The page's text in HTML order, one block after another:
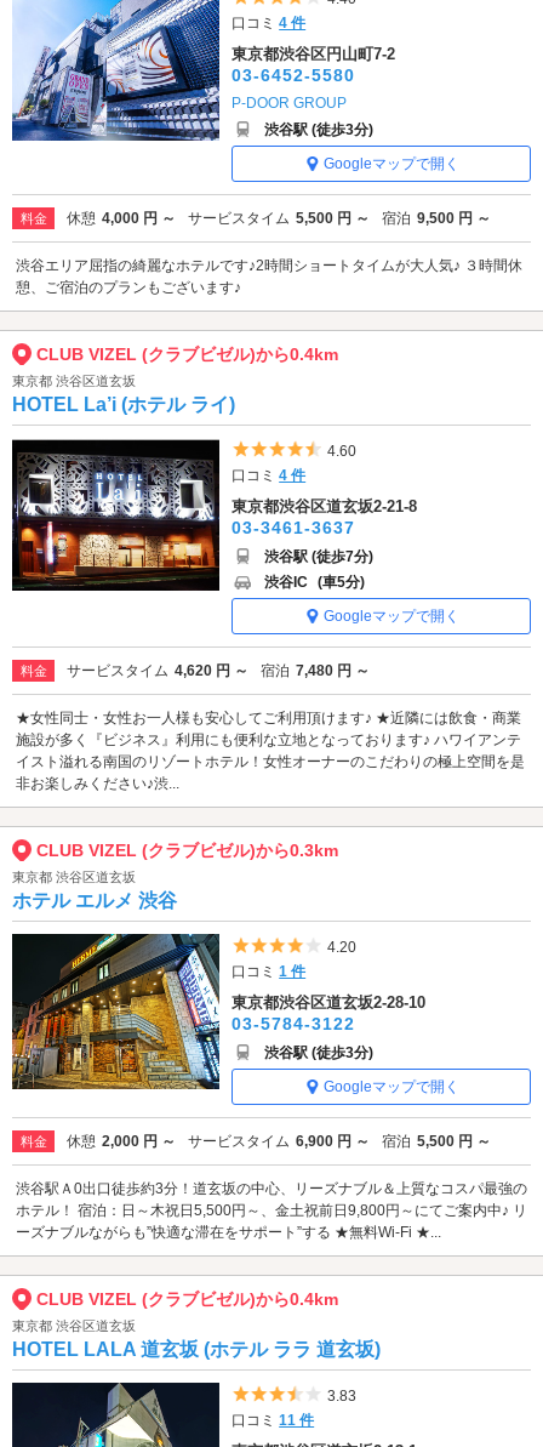
口コミ4 件
東京都渋谷区円山町7-2
03-6452-5580
P-DOOR GROUP
渋谷駅 (徒歩3分)
Googleマップで開く
料金 休憩 4,000 円 ～ サービスタイム 5,500 円 ～ 宿泊 9,500 円 ～
渋谷エリア屈指の綺麗なホテルです♪2時間ショートタイムが大人気♪ ３時間休
憩、ご宿泊のプランもございます♪
CLUB VIZEL (クラブビゼル)から0.4km
東京都 渋谷区道玄坂
HOTEL La’i (ホテル ライ)
5つ星のうち4.5
4.60
口コミ4 件
東京都渋谷区道玄坂2-21-8
03-3461-3637
渋谷駅 (徒歩7分)
渋谷IC (車5分)
Googleマップで開く
料金 サービスタイム 4,620 円 ～ 宿泊 7,480 円 ～
★女性同士・女性お一人様も安心してご利用頂けます♪ ★近隣には飲食・商業
施設が多く『ビジネス』利用にも便利な立地となっております♪ ハワイアンテ
イスト溢れる南国のリゾートホテル！女性オーナーのこだわりの極上空間を是
非お楽しみください♪渋...
CLUB VIZEL (クラブビゼル)から0.3km
東京都 渋谷区道玄坂
ホテル エルメ 渋谷
5つ星のうち4
4.20
口コミ1 件
東京都渋谷区道玄坂2-28-10
03-5784-3122
渋谷駅 (徒歩3分)
Googleマップで開く
料金 休憩 2,000 円 ～ サービスタイム 6,900 円 ～ 宿泊 5,500 円 ～
渋谷駅Ａ0出口徒歩約3分！道玄坂の中心、リーズナブル＆上質なコスパ最強の
ホテル！ 宿泊：日～木祝日5,500円～、金土祝前日9,800円～にてご案内中♪ リ
ーズナブルながらも”快適な滞在をサポート”する ★無料Wi-Fi ★...
CLUB VIZEL (クラブビゼル)から0.4km
東京都 渋谷区道玄坂
HOTEL LALA 道玄坂 (ホテル ララ 道玄坂)
5つ星のうち3.5
3.83
口コミ11 件